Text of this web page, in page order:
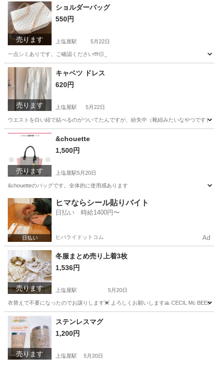
鹿児島 鹿児島市 上塩屋駅 その他
売ります
ショルダーバッグ
550円
上塩屋駅 5月22日
一点シミありです。ご確認ください🤲🏻⸒⸒
鹿児島 鹿児島市 上塩屋駅
売ります
キャベツ ドレス
620円
上塩屋駅 5月22日
ウエストを白い紐で結べるのがついてたんですが、紛失中（靴紐みたいなやつです）
鹿児島 鹿児島市
売ります
&chouette
1,500円
上塩屋駅5月20日
&chouetteのバッグです。全体的に使用感あります
鹿児島 鹿児島市 上塩屋駅 バッグ 断捨離
ヒマならシール貼りバイト
日払い 時給1400円〜
ヒバライドットコム Ad
売ります
冬服まとめ売り上着3枚
1,536円
上塩屋駅 5月20日
衣替えで不要になったのでお譲りします💓‪ よろしくお願いします🙏 CECIL Mc BEEの
鹿児島 鹿児島市
売ります
ステンレスマグ
1,200円
上塩屋駅 5月20日